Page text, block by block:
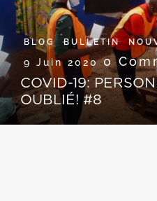
BLOG,BULLETIN,
9 Juin 20200
COVID-19:
OUBLIÉ! #8